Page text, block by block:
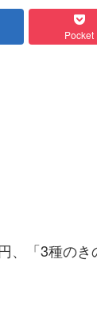
Pocket
、「3種の